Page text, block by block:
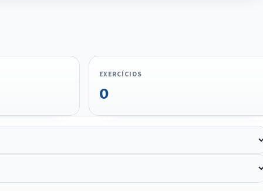
EXERCÍCIOS
0